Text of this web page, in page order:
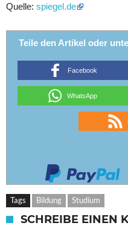
Quelle: spiegel.de
Teile den Artikel oder
Facebook
WhatsApp
Tags Bildung Studium
SCHREIBE EINEN